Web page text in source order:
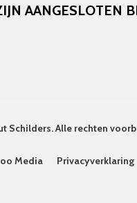
AANGESLOTEN
Schilders. Alle rechten
Media Privacyverklaring